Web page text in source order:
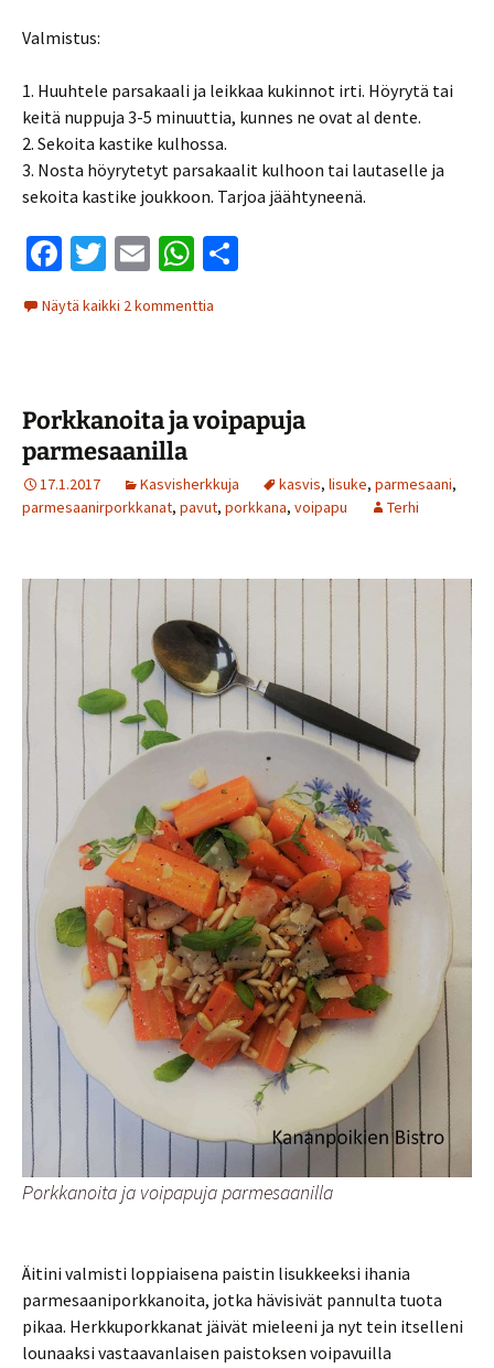
Valmistus:
1. Huuhtele parsakaali ja leikkaa kukinnot irti. Höyrytä tai
keitä nuppuja 3-5 minuuttia, kunnes ne ovat al dente.
2. Sekoita kastike kulhossa.
3. Nosta höyrytetyt parsakaalit kulhoon tai lautaselle ja
sekoita kastike joukkoon. Tarjoa jäähtyneenä.
Fa
ce
b
k
T
wi
tt
E
ai
W
h
at
p
Näytä kaikki 2 kommenttia
Porkkanoita ja voipapuja
parmesaanilla
17.1.2017 Kasvisherkkuja kasvis, lisuke, parmesaani,
parmesaanirporkkanat, pavut, porkkana, voipapu Terhi
Porkkanoita ja voipapuja parmesaanilla
Äitini valmisti loppiaisena paistin lisukkeeksi ihania
parmesaaniporkkanoita, jotka hävisivät pannulta tuota
pikaa. Herkkuporkkanat jäivät mieleeni ja nyt tein itselleni
lounaaksi vastaavanlaisen paistoksen voipavuilla